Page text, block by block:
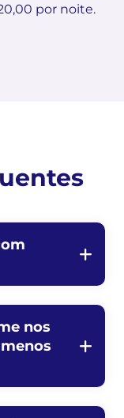
por noite.
nos